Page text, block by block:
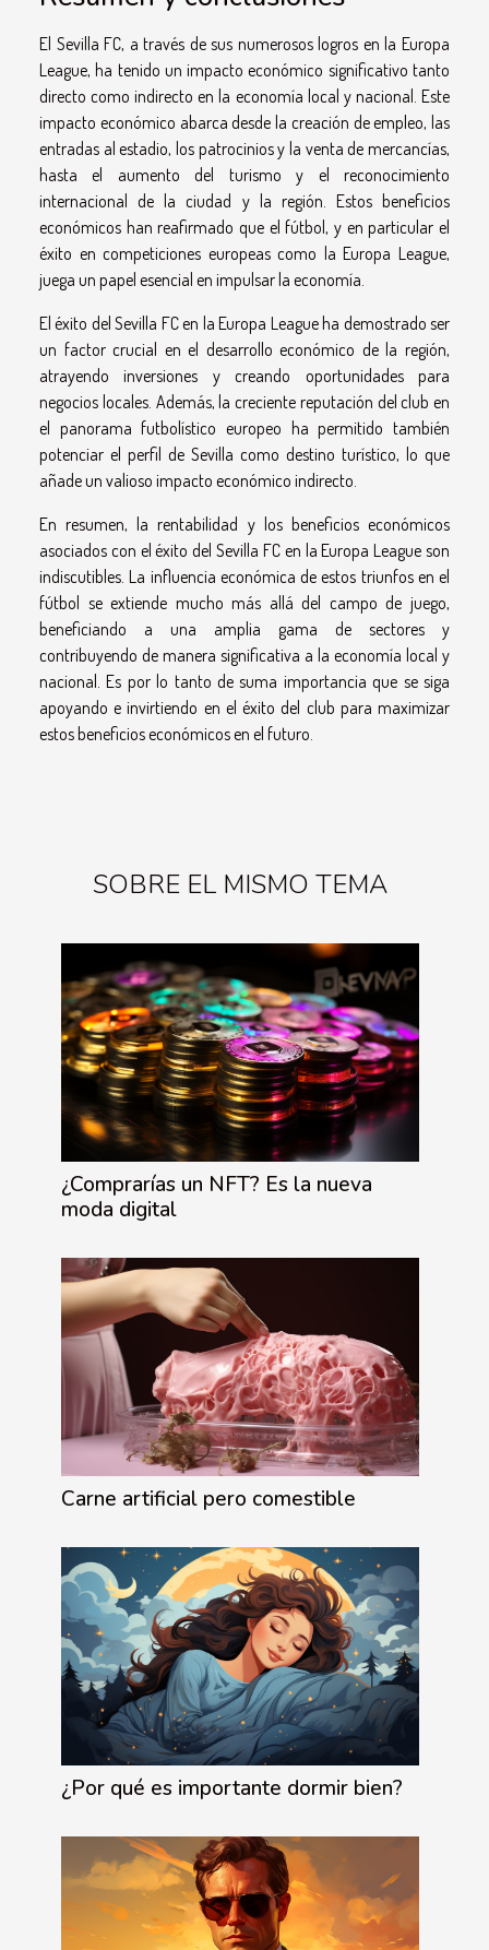
El Sevilla FC, a través de sus numerosos logros en la Europa
League, ha tenido un impacto económico significativo tanto
directo como indirecto en la economía local y nacional. Este
impacto económico abarca desde la creación de empleo, las
entradas al estadio, los patrocinios y la venta de mercancías,
hasta el aumento del turismo y el reconocimiento
internacional de la ciudad y la región. Estos beneficios
económicos han reafirmado que el fútbol, y en particular el
éxito en competiciones europeas como la Europa League,
juega un papel esencial en impulsar la economía.
El éxito del Sevilla FC en la Europa League ha demostrado ser
un factor crucial en el desarrollo económico de la región,
atrayendo inversiones y creando oportunidades para
negocios locales. Además, la creciente reputación del club en
el panorama futbolístico europeo ha permitido también
potenciar el perfil de Sevilla como destino turístico, lo que
añade un valioso impacto económico indirecto.
En resumen, la rentabilidad y los beneficios económicos
asociados con el éxito del Sevilla FC en la Europa League son
indiscutibles. La influencia económica de estos triunfos en el
fútbol se extiende mucho más allá del campo de juego,
beneficiando a una amplia gama de sectores y
contribuyendo de manera significativa a la economía local y
nacional. Es por lo tanto de suma importancia que se siga
apoyando e invirtiendo en el éxito del club para maximizar
estos beneficios económicos en el futuro.
SOBRE EL MISMO TEMA
¿Comprarías un NFT? Es la nueva
moda digital
Carne artificial pero comestible
¿Por qué es importante dormir bien?